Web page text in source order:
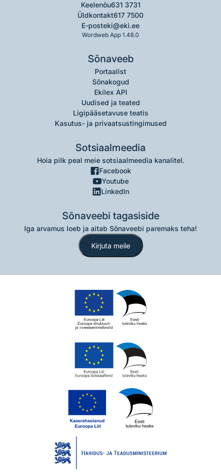
Keelenõu631 3731
Üldkontakt617 7500
E-posteki@eki.ee
Wordweb App 1.48.0
Sõnaveeb
Portaalist
Sõnakogud
Ekilex API
Uudised ja teated
Ligipääsetavuse teatis
Kasutus- ja privaatsustingimused
Sotsiaalmeedia
Hoia pilk peal meie sotsiaalmeedia kanalitel.
Facebook
Youtube
LinkedIn
Sõnaveebi tagasiside
Iga arvamus loeb ja aitab Sõnaveebi paremaks teha!
Kirjuta meile